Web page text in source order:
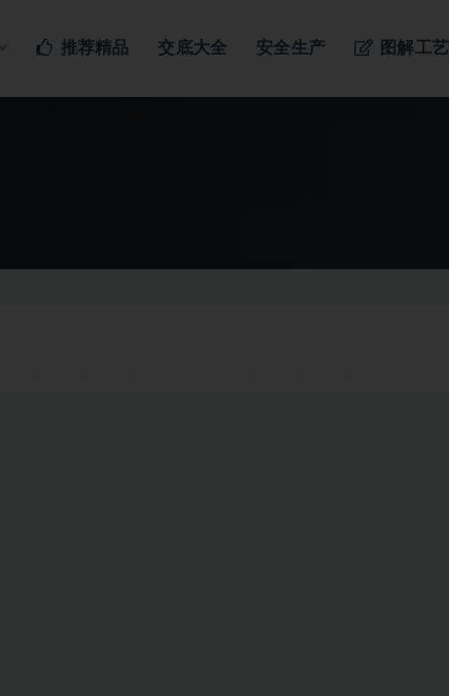
推荐精品 交底大全 安全生产 图解工艺